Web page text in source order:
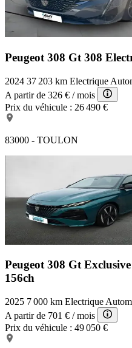
Peugeot 308 Gt 308
2024 37 203 km Electrique
A partir de 326 € / mois
Prix du véhicule : 26 490 €
83000 - TOULON
Peugeot 308 Gt Exclusive
156ch
2025 7 000 km Electrique
A partir de 701 € / mois
Prix du véhicule : 49 050 €